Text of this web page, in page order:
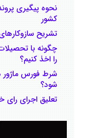
نحوه پیگیری
کشور
تشریح
چگونه با
را اخذ کنیم؟
شرط فورس ماژور
‌شود؟
تعلیق اجرای رای